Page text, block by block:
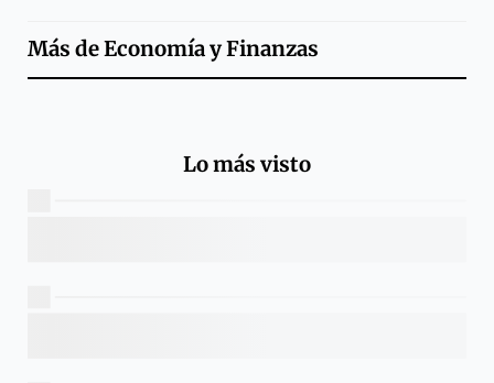
Más deEconomía y Finanzas
Lo más visto